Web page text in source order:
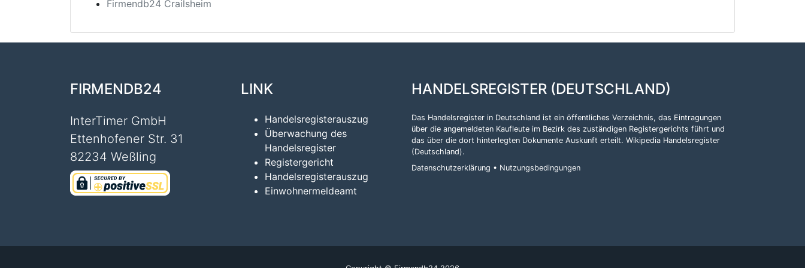
Firmendb24 Crailsheim
FIRMENDB24
InterTimer GmbH
Ettenhofener Str. 31
82234 Weßling
LINK
Handelsregisterauszug
Überwachung des
Handelsregister
Registergericht
Handelsregisterauszug
Einwohnermeldeamt
HANDELSREGISTER (DEUTSCHLAND)
Das Handelsregister in Deutschland ist ein öffentliches Verzeichnis, das Eintragungen
über die angemeldeten Kaufleute im Bezirk des zuständigen Registergerichts führt und
das über die dort hinterlegten Dokumente Auskunft erteilt. Wikipedia Handelsregister
(Deutschland).
Datenschutzerklärung • Nutzungsbedingungen